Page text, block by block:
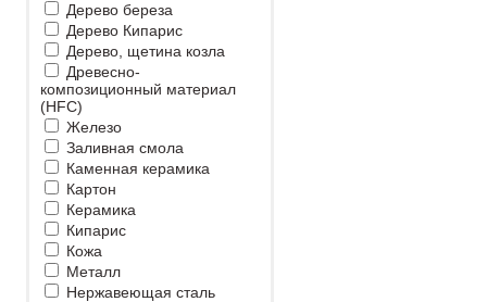
Дерево береза
Дерево Кипарис
Дерево, щетина козла
Древесно-
композиционный материал
(HFC)
Железо
Заливная смола
Каменная керамика
Картон
Керамика
Кипарис
Кожа
Металл
Нержавеющая сталь